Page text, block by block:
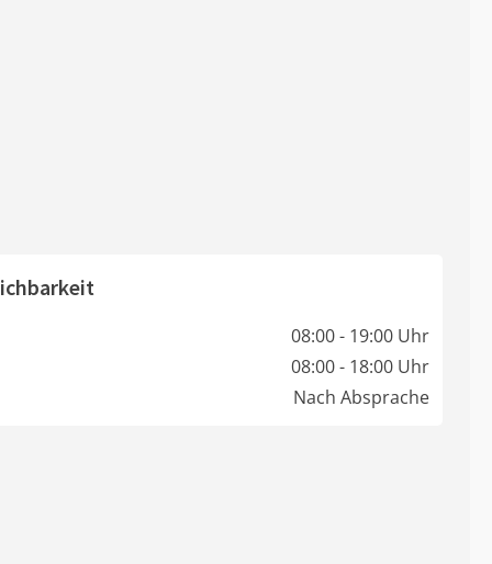
08:00 - 19:00 Uhr
08:00 - 18:00 Uhr
Nach Absprache